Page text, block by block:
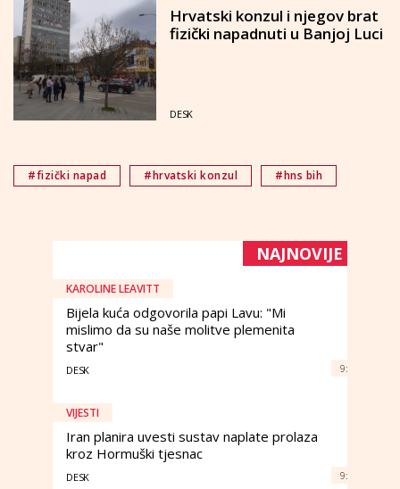
Hrvatski konzul i njegov brat
fizički napadnuti u Banjoj Luci
DESK
#fizički napad #hrvatski konzul #hns bih
NAJNOVIJE
KAROLINE LEAVITT
Bijela kuća odgovorila papi Lavu: "Mi
mislimo da su naše molitve plemenita
stvar"
DESK 9:
VIJESTI
Iran planira uvesti sustav naplate prolaza
kroz Hormuški tjesnac
DESK 9: